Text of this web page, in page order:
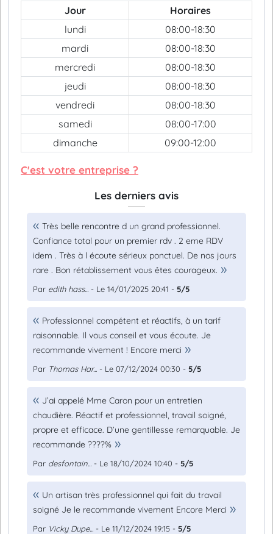
Jour
Horaires
lundi
08:00-18:30
mardi
08:00-18:30
mercredi
08:00-18:30
jeudi
08:00-18:30
vendredi
08:00-18:30
samedi
08:00-17:00
dimanche
09:00-12:00
C'est votre entreprise ?
Les derniers avis
Très belle rencontre d un grand professionnel.
Confiance total pour un premier rdv . 2 eme RDV
idem . Très à l écoute sérieux ponctuel. De nos jours
rare . Bon rétablissement vous êtes courageux.
Par edith hass... - Le 14/01/2025 20:41 - 5/5
Professionnel compétent et réactifs, à un tarif
raisonnable. Il vous conseil et vous écoute. Je
recommande vivement ! Encore merci
Par Thomas Har... - Le 07/12/2024 00:30 - 5/5
J’ai appelé Mme Caron pour un entretien
chaudière. Réactif et professionnel, travail soigné,
propre et efficace. D’une gentillesse remarquable. Je
recommande ????%
Par desfontain... - Le 18/10/2024 10:40 - 5/5
Un artisan très professionnel qui fait du travail
soigné Je le recommande vivement Encore Merci
Par Vicky Dupe... - Le 11/12/2024 19:15 - 5/5